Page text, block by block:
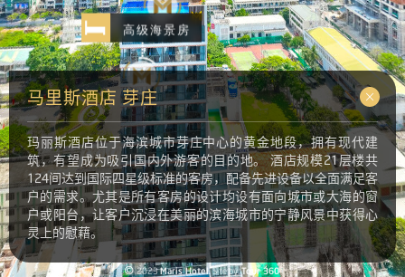
马里斯酒店 芽庄
玛丽斯酒店位于海滨城市芽庄中心的黄金地段，拥有现代建
筑，有望成为吸引国内外游客的目的地。 酒店规模21层楼共
124间达到国际四星级标准的客房，配备先进设备以全面满足客
户的需求。尤其是所有客房的设计均设有面向城市或大海的窗
户或阳台，让客户沉浸在美丽的滨海城市的宁静风景中获得心
灵上的慰藉。
2023Maris Hotel. Site by:Tour 360